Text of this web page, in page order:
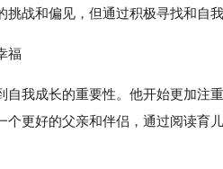
战和偏见，但通过积极寻找和自
福
自我成长的重要性。他开始更加注
个更好的父亲和伴侣，通过阅读育